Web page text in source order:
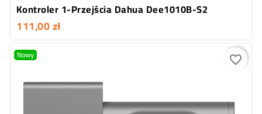
Kontroler 1-Przejścia Dahua Dee1010B-S2
111,00 zł
Nowy favorite_border